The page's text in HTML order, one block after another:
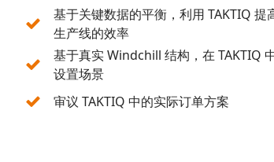
基于关键数据的平衡，利用 TAKTIQ 提
生产线的效率
基于真实 Windchill 结构，在 TAKTIQ
设置场景
审议 TAKTIQ 中的实际订单方案